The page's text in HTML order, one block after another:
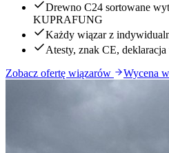
Drewno C24 sortowane
KUPRAFUNG
Każdy wiązar z
Atesty, znak CE,
Zobacz ofertę wiązarów
Wycena